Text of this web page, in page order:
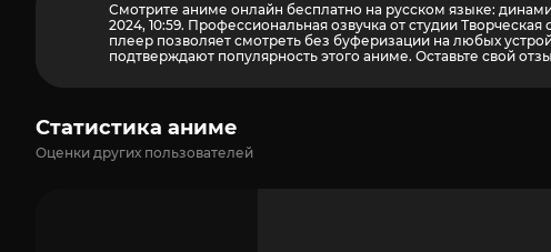
Смотрите аниме онлайн бесплатно на русском языке:
2024, 10:59. Профессиональная озвучка от студии
плеер позволяет смотреть без буферизации на любых
подтверждают популярность этого аниме. Оставьте свой
Статистика аниме
Оценки других пользователей